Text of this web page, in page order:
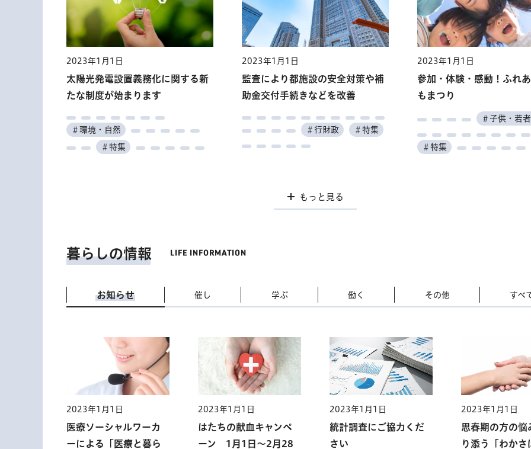
2023年1月1日
太陽光発電設置義務化に関する新
たな制度が始まります
＃環境・自然
＃特集
2023年1月1日
監査により都施設の安全対策や補
助金交付手続きなどを改善
＃行財政 ＃特集
2023年1月1日
参加・体験・感動！ふれ
もまつり
＃子供・若
＃特集
もっと見る
暮らしの情報
お知らせ 催し 学ぶ 働く その他 すべ
2023年1月1日
医療ソーシャルワーカ
ーによる「医療と暮ら
2023年1月1日
はたちの献血キャンペ
ーン 1月1日～2月28
2023年1月1日
統計調査にご協力くだ
さい
2023年1月1日
思春期の方の悩
り添う「わかさ
2023年1月1日
拉致問題啓発舞台劇公
演「めぐみへの誓い
2023年1月1日
東京都伝統工芸品展
江戸から伝わる一筋の
2023年1月1日
特別支援学校総合文化
祭
2023年1月1日
下水道局インフ
ツアー
2023年1月1日
健康長寿医療センタ
ー 病院・研究所50
2023年1月1日
食肉市場「肉料理講習
会」市場の紹介と調理
2023年1月1日
新宿山吹高等学校 生
涯学習講座
2023年1月1日
テーマ別環境学
座 オンライン
2023年1月1日
「レディGO！おしごと
フェスタ」
2023年1月1日
職業能力開発センタ
ー 4月入校生
2023年1月1日
保育士試験
2023年1月1日
看護職員復職支
2023年1月1日
下水道モニター
2023年1月1日
認知症施策推進会議
都民委員
2023年1月1日
皮革技術センター 外
部評価委員（都民委
2023年1月1日
都市計画審議会
者
2023年1月1日
拉致問題啓発舞台劇公
演「めぐみへの誓い
2023年1月1日
「レディGO！おしごと
フェスタ」
2023年1月1日
健康長寿医療センタ
ー 病院・研究所50
2023年1月1日
東京都伝統工
江戸から伝わる